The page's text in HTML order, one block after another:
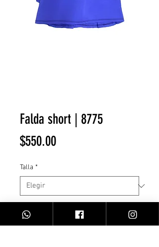
Falda short | 8775
$550.00Precio
Talla *
Cantidad